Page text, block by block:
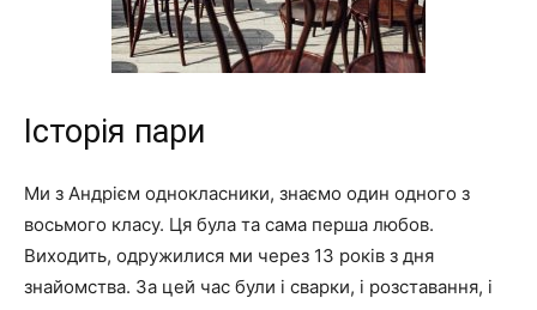
Історія пари
Ми з Андрієм однокласники, знаємо один одного з
восьмого класу. Ця була та сама перша любов.
Виходить, одружилися ми через 13 років з дня
знайомства. За цей час були і сварки, і розставання, і